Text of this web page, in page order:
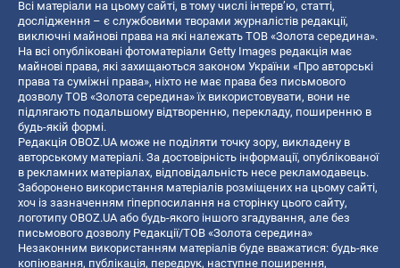
Всі матеріали на цьому сайті, в тому числі інтерв’ю, статті,
дослідження – є службовими творами журналістів редакції,
виключні майнові права на які належать ТОВ «Золота середина».
На всі опубліковані фотоматеріали Getty Images редакція має
майнові права, які захищаються законом України «Про авторські
права та суміжні права», ніхто не має права без письмового
дозволу ТОВ «Золота середина» їх використовувати, вони не
підлягають подальшому відтворенню, перекладу, поширенню в
будь-якій формі.
Редакція OBOZ.UA може не поділяти точку зору, викладену в
авторському матеріалі. За достовірність інформації, опублікованої
в рекламних матеріалах, відповідальність несе рекламодавець.
Заборонено використання матеріалів розміщених на цьому сайті,
хоч із зазначенням гіперпосилання на сторінку цього сайту,
логотипу OBOZ.UA або будь-якого іншого згадування, але без
письмового дозволу Редакції/ТОВ «Золота середина»
Незаконним використанням матеріалів буде вважатися: будь-яке
копiювання, публiкацiя, передрук, наступне поширення,